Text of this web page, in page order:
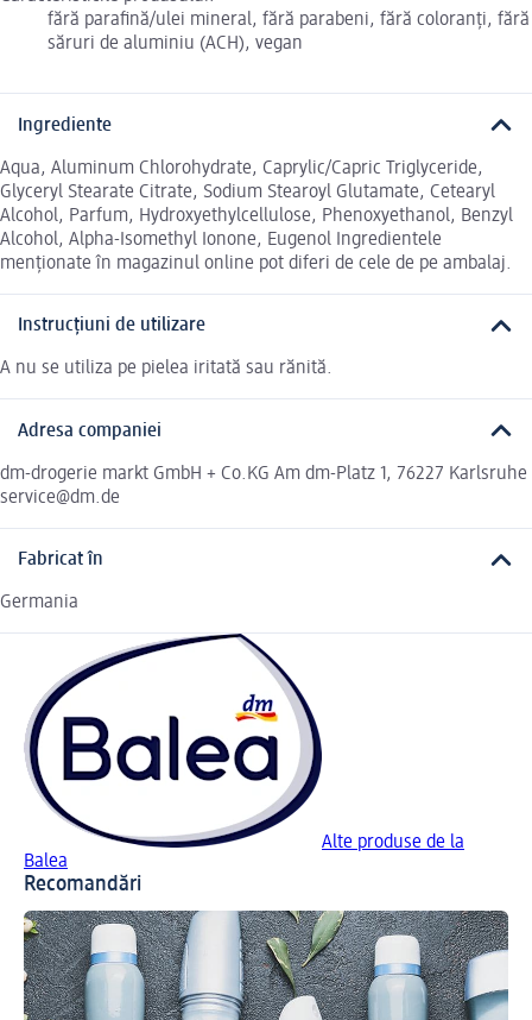
fără parafină/ulei mineral, fără parabeni, fără coloranți, fără
săruri de aluminiu (ACH), vegan
Ingrediente
Aqua, Aluminum Chlorohydrate, Caprylic/Capric Triglyceride,
Glyceryl Stearate Citrate, Sodium Stearoyl Glutamate, Cetearyl
Alcohol, Parfum, Hydroxyethylcellulose, Phenoxyethanol, Benzyl
Alcohol, Alpha-Isomethyl Ionone, Eugenol Ingredientele
menționate în magazinul online pot diferi de cele de pe ambalaj.
Instrucțiuni de utilizare
A nu se utiliza pe pielea iritată sau rănită.
Adresa companiei
dm-drogerie markt GmbH + Co.KG Am dm-Platz 1, 76227 Karlsruhe
service@dm.de
Fabricat în
Germania
Alte produse de la
Balea
Recomandări